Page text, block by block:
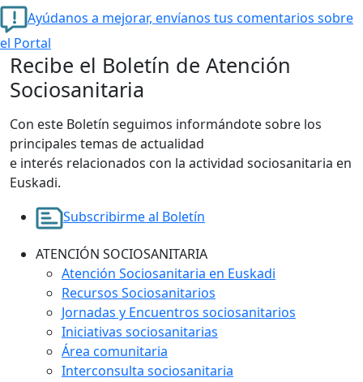
Ayúdanos a mejorar, envíanos tus comentarios sobre
el Portal
Recibe el Boletín de Atención
Sociosanitaria
Con este Boletín seguimos informándote sobre los
principales temas de actualidad
e interés relacionados con la actividad sociosanitaria en
Euskadi.
Subscribirme al Boletín
ATENCIÓN SOCIOSANITARIA
Atención Sociosanitaria en Euskadi
Recursos Sociosanitarios
Jornadas y Encuentros sociosanitarios
Iniciativas sociosanitarias
Área comunitaria
Interconsulta sociosanitaria